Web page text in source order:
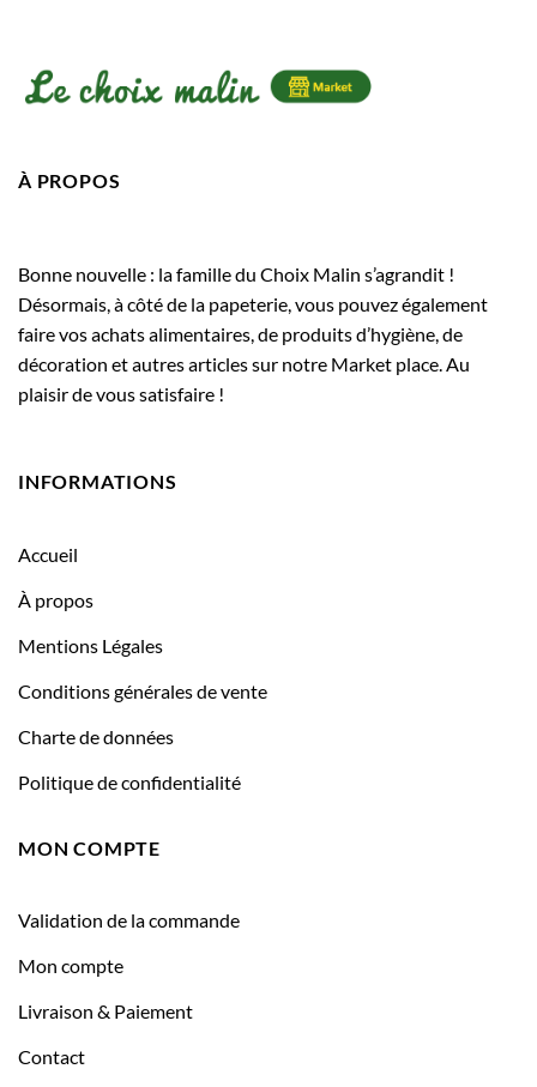
À PROPOS
Bonne nouvelle : la famille du Choix Malin s’agrandit !
Désormais, à côté de la papeterie, vous pouvez également
faire vos achats alimentaires, de produits d’hygiène, de
décoration et autres articles sur notre Market place. Au
plaisir de vous satisfaire !
INFORMATIONS
Accueil
À propos
Mentions Légales
Conditions générales de vente
Charte de données
Politique de confidentialité
MON COMPTE
Validation de la commande
Mon compte
Livraison & Paiement
Contact